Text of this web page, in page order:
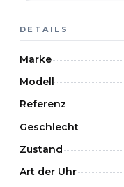
DETAILS
Marke
Modell
Referenz
Geschlecht
Zustand
Art der Uhr